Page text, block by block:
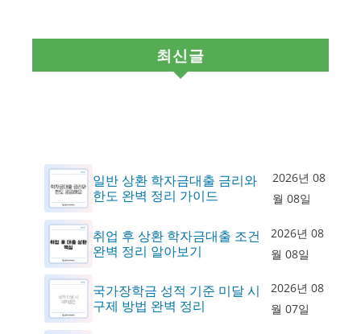
최신글
일반 상환 학자금대출 금리와
한도 완벽 정리 가이드
2026년 08
월 08일
취업 후 상환 학자금대출 조건
완벽 정리 알아보기
2026년 08
월 08일
국가장학금 성적 기준 미달 시
구제 방법 완벽 정리
2026년 08
월 07일